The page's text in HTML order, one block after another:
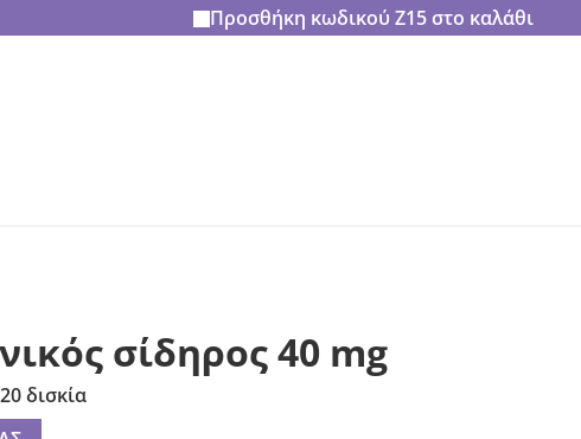
Προσθήκη κωδικού Z15 στο καλάθι
σίδηρος 40 mg
δισκία